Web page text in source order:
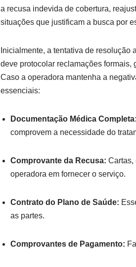
a recusa indevida de cobertura,
situações que justificam a busca por
Inicialmente, a tentativa de
deve protocolar reclamações formais,
Caso a operadora mantenha a
essenciais:
Documentação Médica Completa:
comprovem a necessidade do
Comprovante da Recusa: Cartas,
operadora em fornecer o serviço.
Contrato do Plano de Saúde:
as partes.
Comprovantes de Pagamento: